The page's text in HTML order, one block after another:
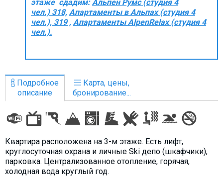
этаже сдадим: Альпен Румс (студия 4
чел.) 318, Aпартаменты в Альпах (студия 4
чел.), 319 , Апартаменты AlpenRelax (студия 4
чел.).
Подробное
описание
Карта, цены,
бронирование...
Квартира расположена на 3-м этаже. Есть лифт,
круглосуточная охрана и личные Ski депо (шкафчики),
парковка. Централизованное отопление, горячая,
холодная вода круглый год.
Другое
ГРУЗИЯ
Что пить?
Деньги
Мобильная связь
Отчеты
Безопасность